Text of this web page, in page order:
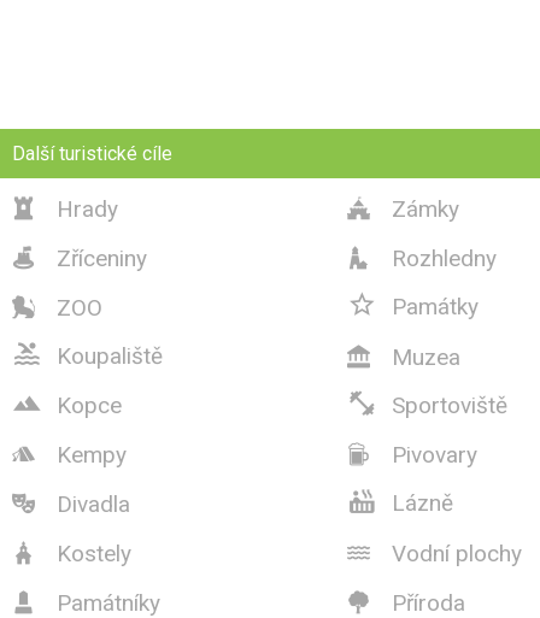
Další turistické cíle
 Hrady  Zámky
 Zříceniny  Rozhledny
 ZOO  Památky
 Koupaliště  Muzea
 Kopce  Sportoviště
 Kempy  Pivovary
 Divadla  Lázně
 Kostely  Vodní plochy
 Památníky  Příroda